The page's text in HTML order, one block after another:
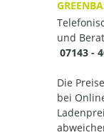
und
07143 -
Die
bei